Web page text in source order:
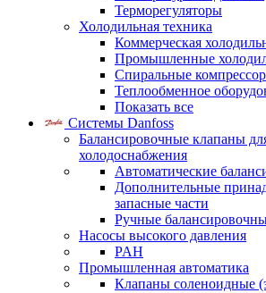
Терморегуляторы
Холодильная техника
Коммерческая
Промышленные
Спиральные
Теплообменное
Показать все
Системы Danfoss
Балансировочные клапаны
холодоснабжения
Автоматические
Дополнительные
запасные части
Ручные
Насосы высокого давления
PAH
Промышленная автоматика
Клапаны соленоидные